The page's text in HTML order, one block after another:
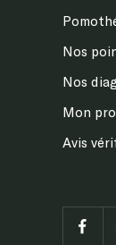
Nos
Nos
Mon
Avis